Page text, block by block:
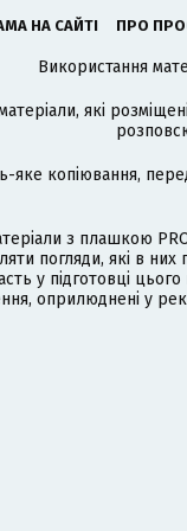
НА САЙТІ ПРО
Використання
які
яке копіювання,
з плашкою
погляди, які в
у підготовці
оприлюднені у